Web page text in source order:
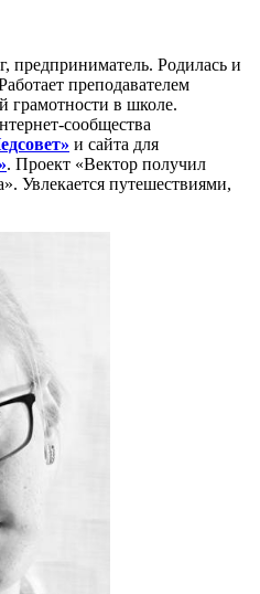
предприниматель. Родилась и
преподавателем
грамотности в школе.
сообщества
и сайта для
. Проект «Вектор получил
Увлекается путешествиями,